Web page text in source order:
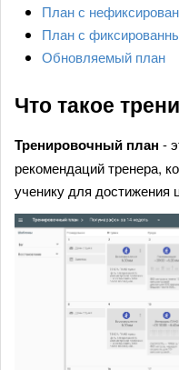
План с
План с
Обновляемый план
Что такое
Тренировочный план -
рекомендаций тренера,
ученику для достижения